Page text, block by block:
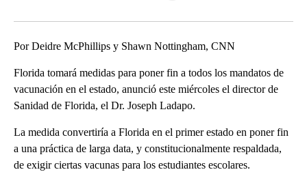
Por Deidre McPhillips y Shawn Nottingham, CNN
Florida tomará medidas para poner fin a todos los mandatos de
vacunación en el estado, anunció este miércoles el director de
Sanidad de Florida, el Dr. Joseph Ladapo.
La medida convertiría a Florida en el primer estado en poner fin
a una práctica de larga data, y constitucionalmente respaldada,
de exigir ciertas vacunas para los estudiantes escolares.